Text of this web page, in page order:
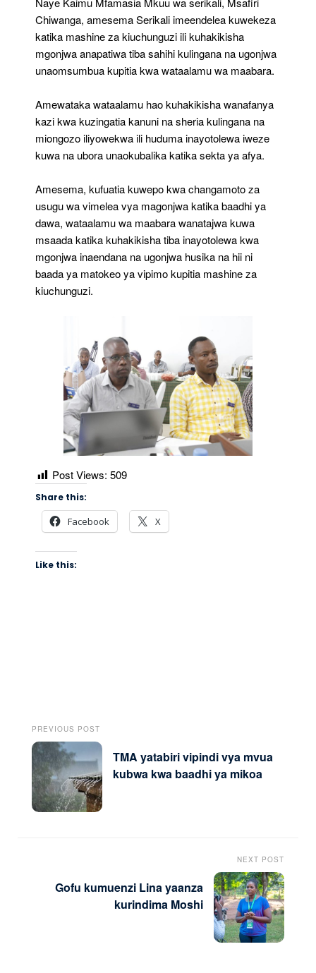
Chiwanga, amesema Serikali imeendelea kuwekeza
katika mashine za kiuchunguzi ili kuhakikisha
mgonjwa anapatiwa tiba sahihi kulingana na ugonjwa
unaomsumbua kupitia kwa wataalamu wa maabara.
Amewataka wataalamu hao kuhakikisha wanafanya
kazi kwa kuzingatia kanuni na sheria kulingana na
miongozo iliyowekwa ili huduma inayotolewa iweze
kuwa na ubora unaokubalika katika sekta ya afya.
Amesema, kufuatia kuwepo kwa changamoto za
usugu wa vimelea vya magonjwa katika baadhi ya
dawa, wataalamu wa maabara wanatajwa kuwa
msaada katika kuhakikisha tiba inayotolewa kwa
mgonjwa inaendana na ugonjwa husika na hii ni
baada ya matokeo ya vipimo kupitia mashine za
kiuchunguzi.
Post Views: 509
Share this:
Facebook X
Like this:
PREVIOUS POST
TMA yatabiri vipindi vya mvua
kubwa kwa baadhi ya mikoa
NEXT POST
Gofu kumuenzi Lina yaanza
kurindima Moshi